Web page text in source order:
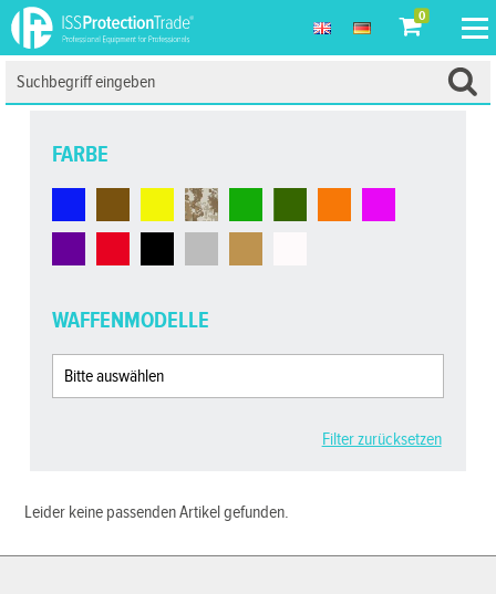
0
FARBE
WAFFENMODELLE
Filter zurücksetzen
Leider keine passenden Artikel gefunden.